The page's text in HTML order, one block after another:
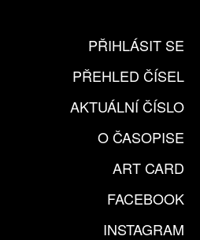
PŘIHLÁSIT SE
PŘEHLED ČÍSEL
AKTUÁLNÍ ČÍSLO
O ČASOPISE
ART CARD
FACEBOOK
INSTAGRAM